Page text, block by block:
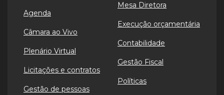
Agenda
Câmara ao Vivo
Plenário Virtual
Licitações e contratos
Gestão de pessoas
Mesa Diretora
Execução orçamentária
Contabilidade
Gestão Fiscal
Políticas